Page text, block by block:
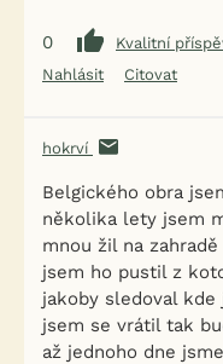
0
Kvalitní
Nahlásit
Citovat
hokrví
Belgického obra
několika lety jsem
mnou žil na
jsem ho pustil z
jakoby sledoval
jsem se vrátil tak
až jednoho dne